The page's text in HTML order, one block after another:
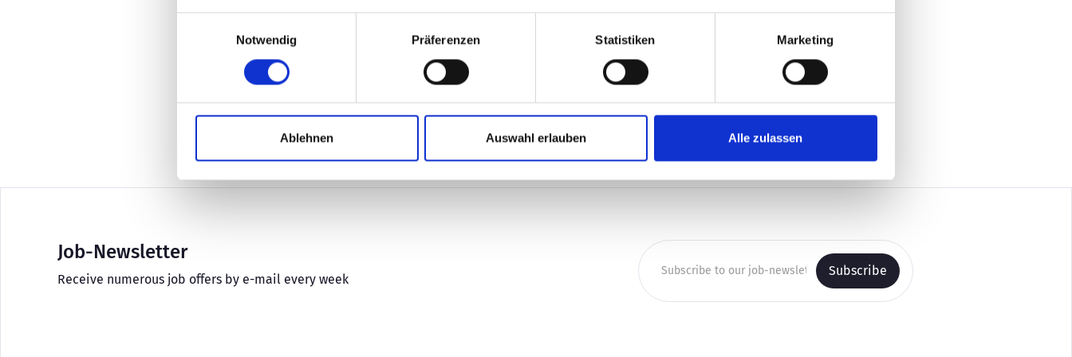
Notwendig
Präferenzen Statistiken Marketing
Ablehnen Auswahl erlauben Alle zulassen
Erfolg ist eng mit dem Engagement und den Fähigkeiten unserer Mitarbeiter/-innen verbunden – sie sind unsere wertvollste Ressource. Um
Contact details
germany.hr@infrontsports.com
Social Media
Job-Newsletter
Receive numerous job offers by e-mail every week